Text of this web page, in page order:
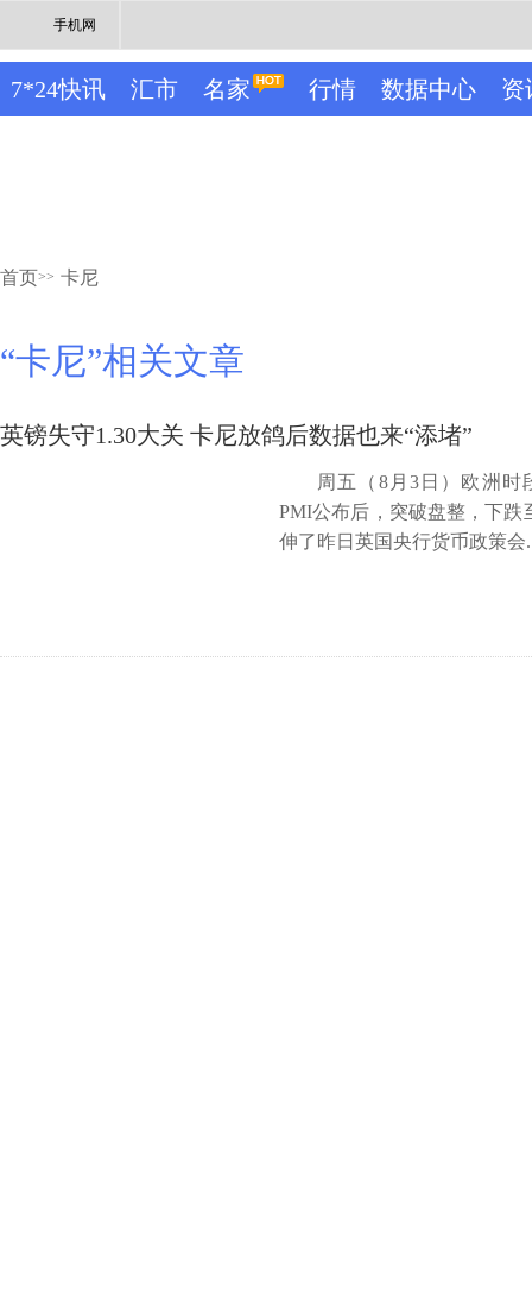
手机网
7*24快讯 汇市 名家 行情 数据中心 资
首页>> 卡尼
“卡尼”相关文章
英镑失守1.30大关 卡尼放鸽后数据也来“添堵”
周五（8月3日）欧洲时
PMI公布后，突破盘整，下跌
伸了昨日英国央行货币政策会